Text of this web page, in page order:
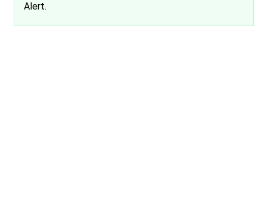
Alert.